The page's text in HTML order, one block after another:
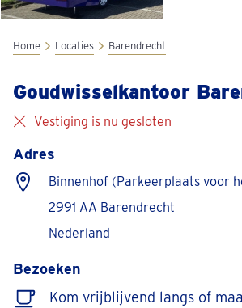
Home Locaties Barendrecht
Goudwisselkantoor
Vestiging is nu gesloten
Adres
Binnenhof (Parkeerplaats voor
2991 AA Barendrecht
Nederland
Bezoeken
Kom vrijblijvend langs of